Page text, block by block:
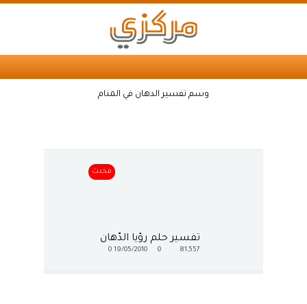
وسم تفسير الدهان في المنام
محدث
تفسير حلم رؤيا الدّهان
81,557
19/05/2010
0